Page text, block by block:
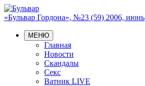
«Бульвар Гордона», №23 (59) 2006, июнь
МЕНЮ
Главная
Новости
Скандалы
Секс
Ватник LIVE